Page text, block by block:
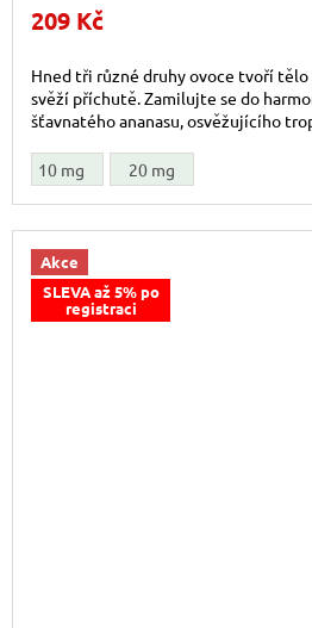
209 Kč
Hned tři různé druhy ovoce tvoří
svěží příchutě. Zamilujte se do
šťavnatého ananasu, osvěžujícího
10 mg 20 mg
Akce
SLEVA až 5% po
registraci